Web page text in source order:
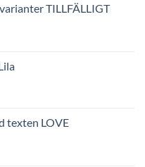
TILLFÄLLIGT
texten LOVE